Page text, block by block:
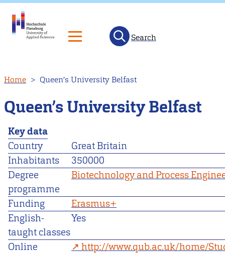
to
main
content
Search
Home Queen’s University Belfast
Queen’s University Belfast
Key data
Country
Great Britain
Inhabitants
350000
Degree
programme
Biotechnology and Process
Funding
Erasmus+
English-
taught classes
Yes
Online
http://www.qub.ac.uk/home/